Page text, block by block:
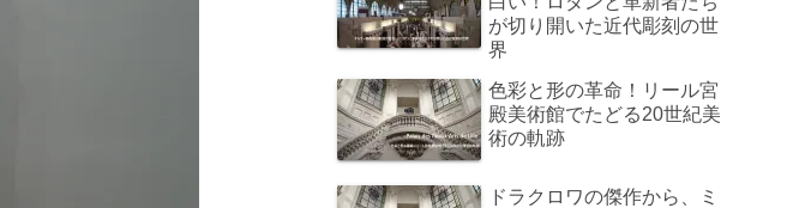
が切り開いた近代彫刻の世
界
色彩と形の革命！リール宮
殿美術館でたどる20世紀美
術の軌跡
ドラクロワの傑作から、ミ